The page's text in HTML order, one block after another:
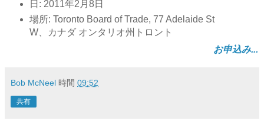
日: 2011年2月8日
場所: Toronto Board of Trade, 77 Adelaide St
W、カナダ オンタリオ州トロント
お申込み...
Bob McNeel 時間 09:52
共有